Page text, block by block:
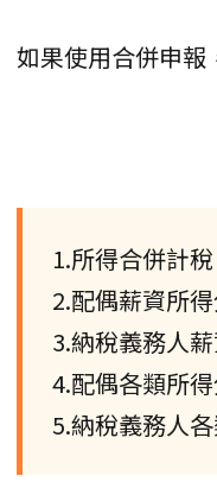
如果使用合併申報
1.所得合併計稅
2.配偶薪資所
3.納稅義務人
4.配偶各類所
5.納稅義務人